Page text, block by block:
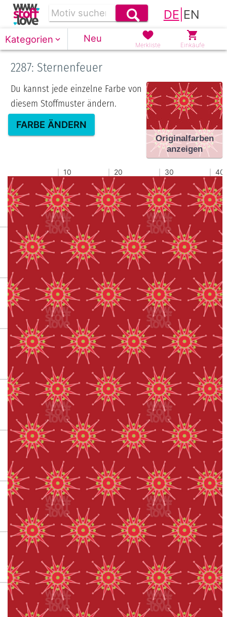
DE EN
Kategorien Neu
Merkliste Einkäufe
2287: Sternenfeuer
Du kannst jede einzelne Farbe von
diesem Stoffmuster ändern.
FARBE ÄNDERN
Originalfarben
anzeigen